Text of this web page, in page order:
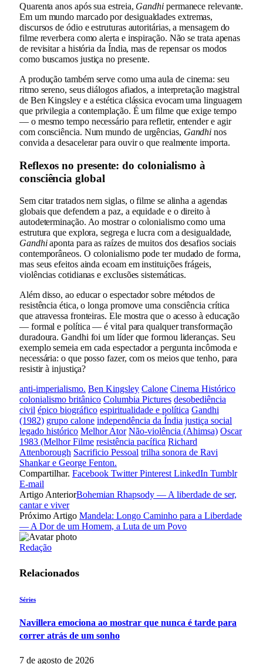
Quarenta anos após sua estreia, Gandhipermanece relevante.
Em um mundo marcado por desigualdades extremas,
discursos de ódio e estruturas autoritárias, a mensagem do
filme reverbera como alerta e inspiração. Não se trata apenas
de revisitar a história da Índia, mas de repensar os modos
como buscamos justiça no presente.
A produção também serve como uma aula de cinema: seu
ritmo sereno, seus diálogos afiados, a interpretação magistral
de Ben Kingsley e a estética clássica evocam uma linguagem
que privilegia a contemplação. É um filme que exige tempo
— o mesmo tempo necessário para refletir, entender e agir
com consciência. Num mundo de urgências, Gandhi nos
convida a desacelerar para ouvir o que realmente importa.
Reflexos no presente: do colonialismo à
consciência global
Sem citar tratados nem siglas, o filme se alinha a agendas
globais que defendem a paz, a equidade e o direito à
autodeterminação. Ao mostrar o colonialismo como uma
estrutura que explora, segrega e lucra com a desigualdade,
Gandhiaponta para as raízes de muitos dos desafios sociais
contemporâneos. O colonialismo pode ter mudado de forma,
mas seus efeitos ainda ecoam em instituições frágeis,
violências cotidianas e exclusões sistemáticas.
Além disso, ao educar o espectador sobre métodos de
resistência ética, o longa promove uma consciência crítica
que atravessa fronteiras. Ele mostra que o acesso à educação
— formal e política — é vital para qualquer transformação
duradoura. Gandhi foi um líder que formou lideranças. Seu
exemplo semeia em cada espectador a pergunta incômoda e
necessária: o que posso fazer, com os meios que tenho, para
resistir à injustiça?
anti-imperialismo. Ben Kingsley Calone Cinema Histórico
colonialismo britânico Columbia Pictures desobediência
civil épico biográfico espiritualidade e política Gandhi
(1982) grupo calone independência da Índia justiça social
legado histórico Melhor Ator Não-violência (Ahimsa) Oscar
1983 (Melhor Filme resistência pacífica Richard
Attenborough Sacrificio Pessoal trilha sonora de Ravi
Shankar e George Fenton.
Compartilhar. Facebook Twitter Pinterest LinkedIn Tumblr
E-mail
Artigo AnteriorBohemian Rhapsody — A liberdade de ser,
cantar e viver
Próximo Artigo Mandela: Longo Caminho para a Liberdade
— A Dor de um Homem, a Luta de um Povo
Redação
Relacionados
Séries
Navillera emociona ao mostrar que nunca é tarde para
correr atrás de um sonho
7 de agosto de 2026